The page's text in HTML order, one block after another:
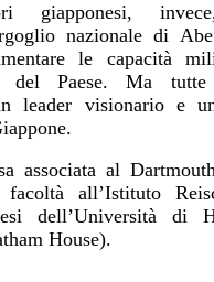
giapponesi,
nazionale di
le capacità
del Paese. Ma
leader visionario e
associata al
facoltà all’Istituto
dell’Universitàdi
House).